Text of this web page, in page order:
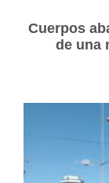
Cuerpos
de una